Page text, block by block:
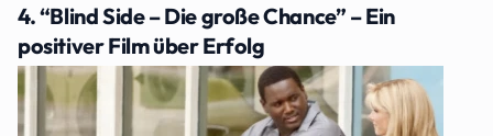
4. “Blind Side – Die große Chance” – Ein
positiver Film über Erfolg